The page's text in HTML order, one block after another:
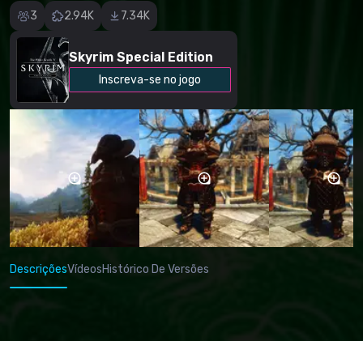
3 2.94K 7.34K
Skyrim Special Edition
Inscreva-se no jogo
DescriçõesVídeosHistórico De Versões